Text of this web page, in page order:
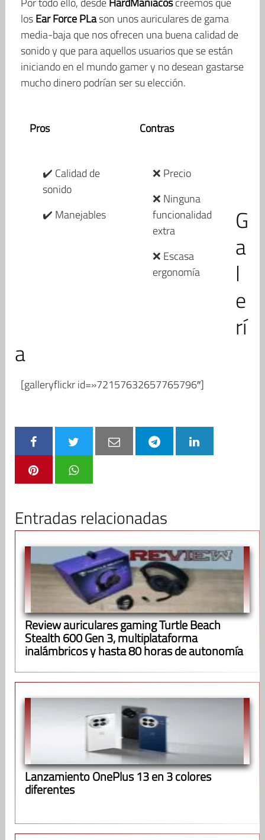
losEar Force PLason unos auriculares de gama
media-baja que nos ofrecen una buena calidad de
sonido y que para aquellos usuarios que se están
iniciando en el mundo gamer y no desean gastarse
mucho dinero podrían ser su elección.
Pros
✔️ Calidad de
sonido
✔️ Manejables
Contras
❌ Precio
❌ Ninguna
funcionalidad
extra
❌ Escasa
ergonomía
G
a
l
e
rí
a
[galleryflickr id=»72157632657765796″]
Entradas relacionadas
Review auriculares gaming Turtle Beach
Stealth 600 Gen 3, multiplataforma
inalámbricos y hasta 80 horas de autonomía
Lanzamiento OnePlus 13 en 3 colores
diferentes